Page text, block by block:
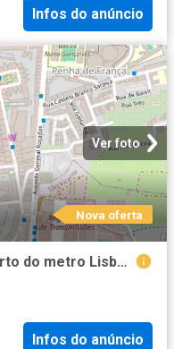
Infos do anúncio
Ver foto
Nova oferta
T2 luminoso todo equipado perto do metro Lisboa Anjos
Infos do anúncio